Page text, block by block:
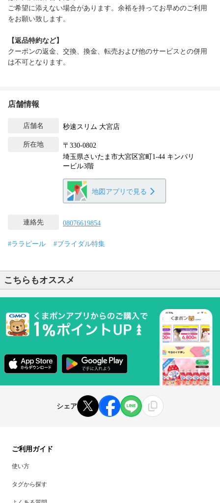
ご希望に添えない場合があります。余裕を持ってお早めのご利用
をお願い致します。
【返品特約など】
クーポンの返金、交換、換金、転売および他のサービスとの併用
は不可となります。
店舗情報
店舗名 秒速スリム 大宮店
所在地
〒330-0802
埼玉県さいたま市大宮区宮町1-44 キンパリ
ービル3階
地図アプリで見る
連絡先 08076619854
#ララピール #ブライダル特集
こちらもオススメ
シェア
ご利用ガイド
使い方
タグから探す